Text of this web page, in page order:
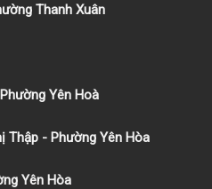
Thanh Xuân
Yên Hoà
Thập - Phường Yên Hòa
Yên Hòa